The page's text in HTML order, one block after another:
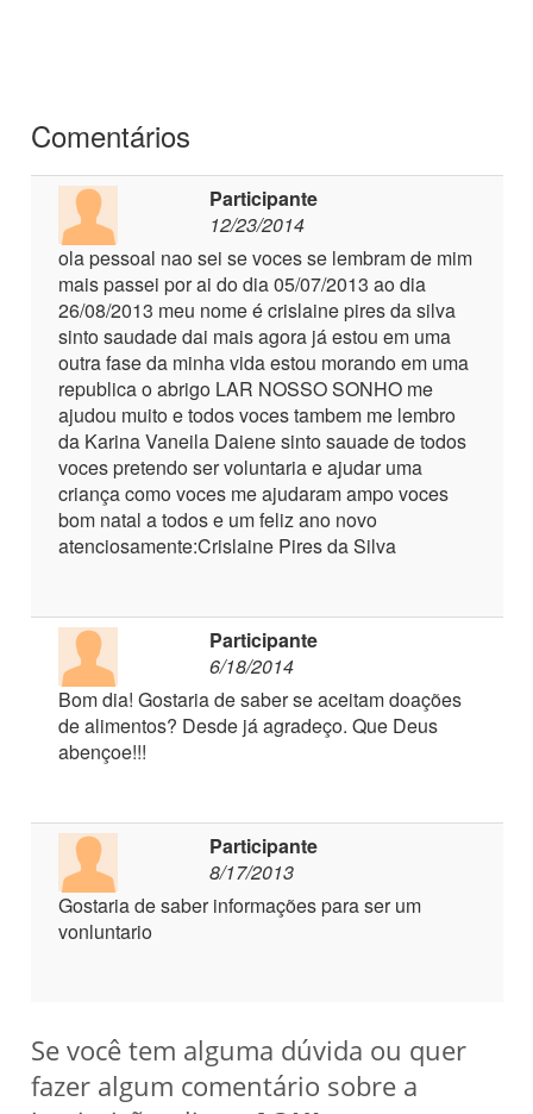
Comentários
Participante
12/23/2014
ola pessoal nao sei se voces se lembram de mim
mais passei por ai do dia 05/07/2013 ao dia
26/08/2013 meu nome é crislaine pires da silva
sinto saudade dai mais agora já estou em uma
outra fase da minha vida estou morando em uma
republica o abrigo LAR NOSSO SONHO me
ajudou muito e todos voces tambem me lembro
da Karina Vaneila Daiene sinto sauade de todos
voces pretendo ser voluntaria e ajudar uma
criança como voces me ajudaram ampo voces
bom natal a todos e um feliz ano novo
atenciosamente:Crislaine Pires da Silva
Participante
6/18/2014
Bom dia! Gostaria de saber se aceitam doações
de alimentos? Desde já agradeço. Que Deus
abençoe!!!
Participante
8/17/2013
Gostaria de saber informações para ser um
vonluntario
Se você tem alguma dúvida ou quer
fazer algum comentário sobre a